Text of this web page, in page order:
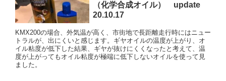
（化学合成オイル） update
20.10.17
KMX200の場合、外気温が高く、市街地で長距離走行時にはニュー
トラルが、出にくいと感じます。ギヤオイルの温度が上がり、オ
イル粘度が低下した結果、ギヤが抜けにくくなったと考えて、温
度が上がってもオイル粘度が極端に低下しないオイルを使って見
ました。